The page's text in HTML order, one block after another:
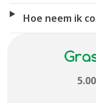
Hoe neem ik